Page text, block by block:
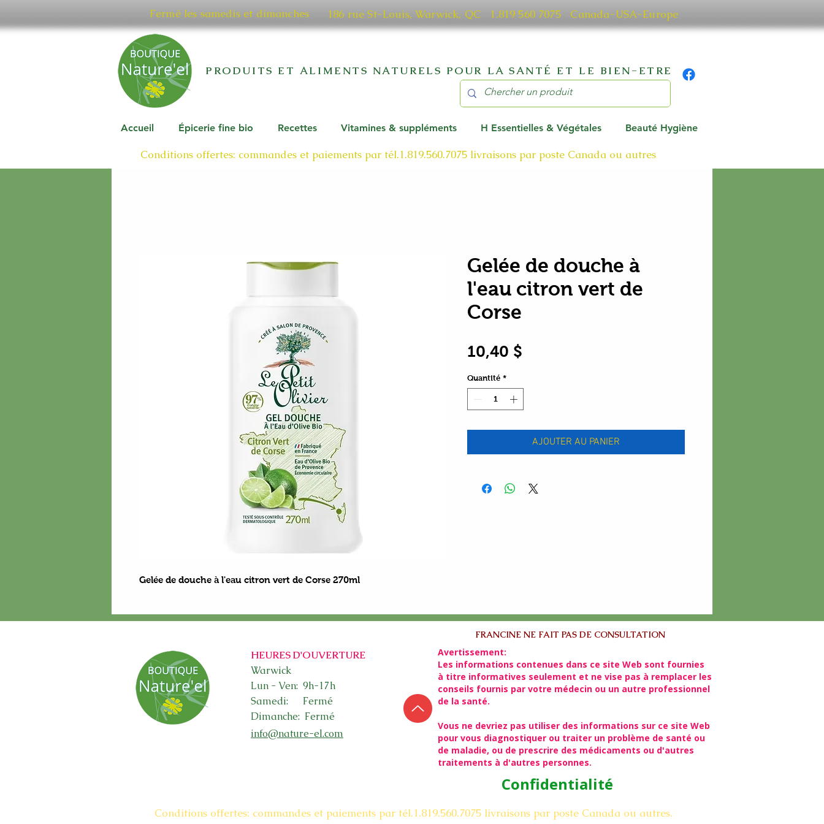
Fermé les samedis et dimanches 186 rue St-Louis, Warwick, QC​ 1.819 560 7075 Canada-USA-Europe
PRODUITS ET ALIMENTS NATURELS POUR LA SANTÉ ET LE BIEN-ETRE
Accueil Épicerie fine bio Recettes Vitamines & suppléments H Essentielles & Végétales Beauté Hygiène
Conditions offertes: commandes et paiements par tél.1.819.560.7075 livraisons par poste Canada ou autres
Gelée de douche à l'eau citron vert de Corse 270ml
Gelée de douche à
l'eau citron vert de
Corse
10,40 $
Quantité *
AJOUTER AU PANIER
FRANCINE NE FAIT PAS DE CONSULTATION
HEURES D'OUVERTURE
Warwick​
Lun - Ven: 9h-17h
Samedi: Fermé
Dimanche: Fermé
info@nature-el.com
Avertissement:
Les informations contenues dans ce site Web sont fournies
à titre informatives seulement et ne vise pas à remplacer les
conseils fournis par votre médecin ou un autre professionnel
de la santé.
Vous ne devriez pas utiliser des informations sur ce site Web
pour vous diagnostiquer ou traiter un problème de santé ou
de maladie, ou de prescrire des médicaments ou d'autres
traitements à d'autres personnes.
Confidentialité
Conditions offertes: commandes et paiements par tél.1.819.560.7075 livraisons par poste Canada ou autres.